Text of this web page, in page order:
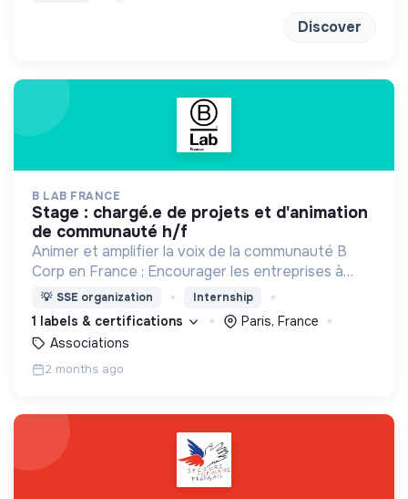
Discover
B LAB FRANCE
stage : chargé.e de projets et d'animation
de communauté h/f
Animer et amplifier la voix de la communauté B
Corp en France ; Encourager les entreprises à
découvrir le mouvement et les inciter à passer à
l'action grâce à l'outil BIA de mesure d'impact ;
💡 SSE organization Internship
1 labels & certifications
Paris, France
Associations
2 months ago